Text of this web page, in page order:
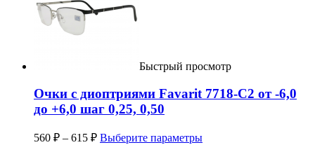
Быстрый просмотр
Очки с диоптриями Favarit 7718-C2 от -6,0
до +6,0 шаг 0,25, 0,50
560 ₽ – 615 ₽ Выберите параметры